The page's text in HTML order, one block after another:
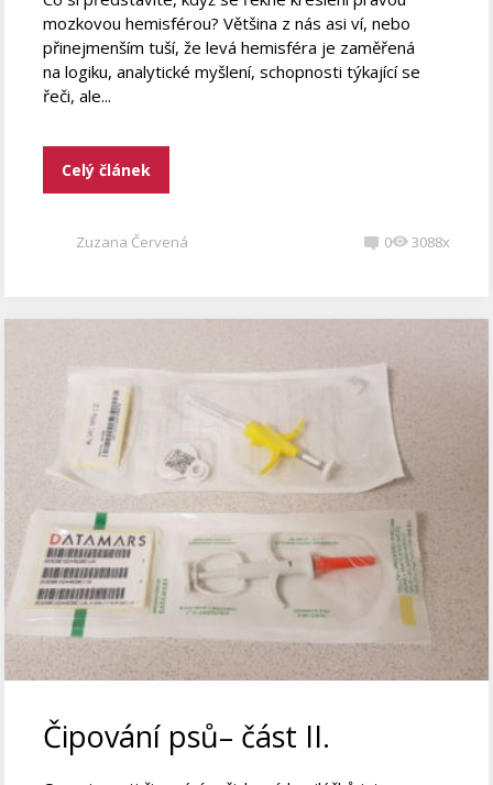
mozkovou hemisférou? Většina z nás asi ví, nebo
přinejmenším tuší, že levá hemisféra je zaměřená
na logiku, analytické myšlení, schopnosti týkající se
řeči, ale...
Celý článek
Zuzana Červená 0 3088x
Čipování psů– část II.